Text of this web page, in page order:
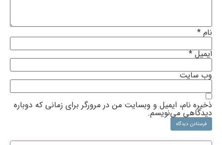
نام *
ایمیل*
وب‌ سایت
ذخیره نام، ایمیل و وبسایت من در مرورگر برای زمانی که دوباره
دیدگاهی می‌نویسم.